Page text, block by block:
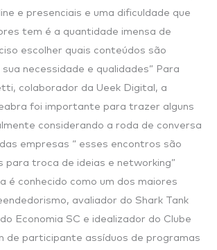
e presenciais e uma dificuldade que
tem é a quantidade imensa de
escolher quais conteúdos são
necessidade e qualidades” Para
colaborador da Ueek Digital, a
foi importante para trazer alguns
considerando a roda de conversa
empresas “ esses encontros são
para troca de ideias e networking”
é conhecido como um dos maiores
avaliador do Shark Tank
Economia SC e idealizador do Clube
de participante assíduos de programas